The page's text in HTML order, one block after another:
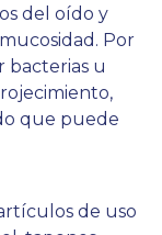
del oído y
Por
bacterias u
que puede
de uso